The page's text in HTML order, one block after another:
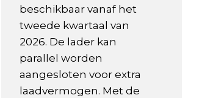
beschikbaar vanaf het
tweede kwartaal van
2026. De lader kan
parallel worden
aangesloten voor extra
laadvermogen. Met de